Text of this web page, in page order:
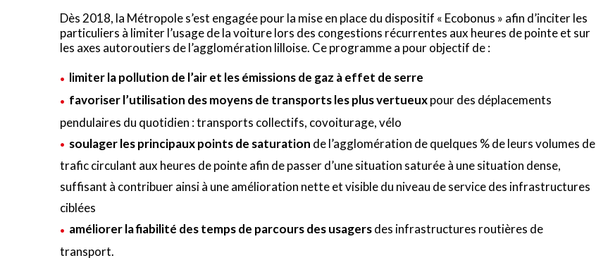
Dès 2018, la Métropole s’est engagée pour la mise en place du dispositif « Ecobonus » afin d’inciter les
particuliers à limiter l’usage de la voiture lors des congestions récurrentes aux heures de pointe et sur
les axes autoroutiers de l’agglomération lilloise. Ce programme a pour objectif de :
limiter la pollution de l’air et les émissions de gaz à effet de serre
favoriser l’utilisation des moyens de transports les plus vertueuxpour des déplacements
pendulaires du quotidien : transports collectifs, covoiturage, vélo
soulager les principaux points de saturation de l’agglomération de quelques % de leurs volumes de
trafic circulant aux heures de pointe afin de passer d’une situation saturée à une situation dense,
suffisant à contribuer ainsi à une amélioration nette et visible du niveau de service des infrastructures
ciblées
améliorer la fiabilité des temps de parcours des usagersdes infrastructures routières de
transport.